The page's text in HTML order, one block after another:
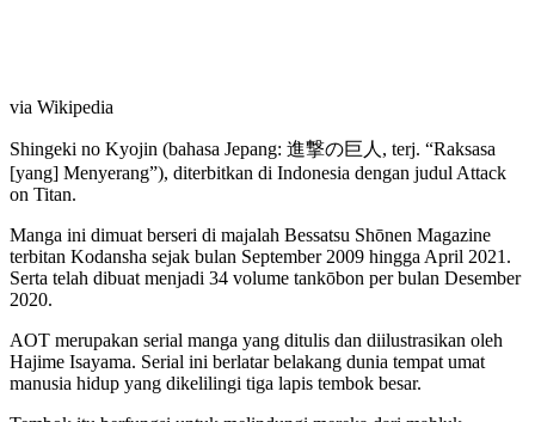
via Wikipedia
Shingeki no Kyojin (bahasa Jepang: 進撃の巨人, terj. “Raksasa
[yang] Menyerang”), diterbitkan di Indonesia dengan judul Attack
on Titan.
Manga ini dimuat berseri di majalah Bessatsu Shōnen Magazine
terbitan Kodansha sejak bulan September 2009 hingga April 2021.
Serta telah dibuat menjadi 34 volume tankōbon per bulan Desember
2020.
AOT merupakan serial manga yang ditulis dan diilustrasikan oleh
Hajime Isayama. Serial ini berlatar belakang dunia tempat umat
manusia hidup yang dikelilingi tiga lapis tembok besar.